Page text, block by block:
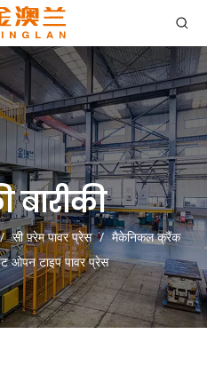
बारीकी
/ सी फ़्रेम पावर प्रेस / मैकेनिकल क्रैंक
ओपन टाइप पावर प्रेस